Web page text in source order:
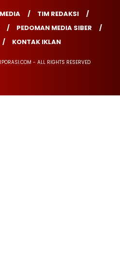
TIM REDAKSI
PEDOMAN MEDIA SIBER
KONTAK IKLAN
- ALL RIGHTS RESERVED